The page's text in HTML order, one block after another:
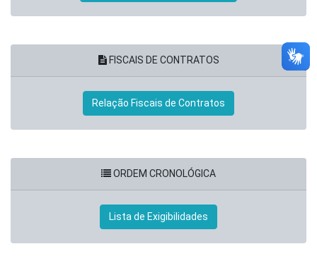
FISCAIS DE CONTRATOS
Relação Fiscais de Contratos
ORDEM CRONOLÓGICA
Lista de Exigibilidades